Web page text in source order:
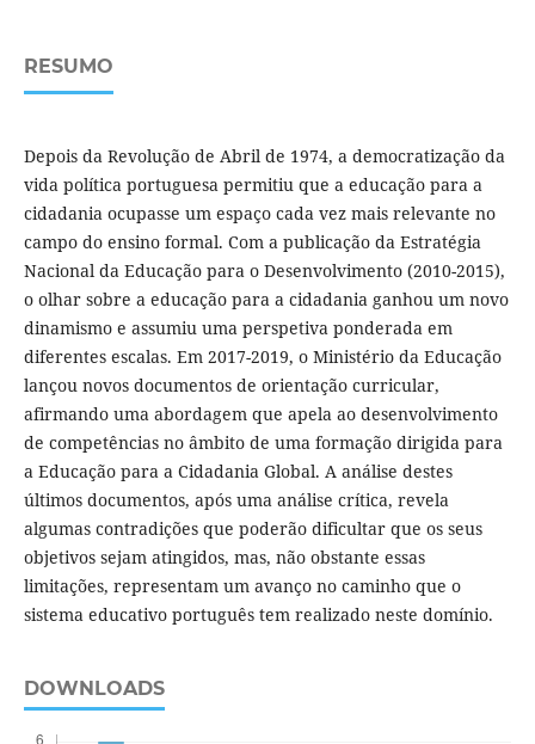
RESUMO
Depois da Revolução de Abril de 1974, a democratização da
vida política portuguesa permitiu que a educação para a
cidadania ocupasse um espaço cada vez mais relevante no
campo do ensino formal. Com a publicação da Estratégia
Nacional da Educação para o Desenvolvimento (2010-2015),
o olhar sobre a educação para a cidadania ganhou um novo
dinamismo e assumiu uma perspetiva ponderada em
diferentes escalas. Em 2017-2019, o Ministério da Educação
lançou novos documentos de orientação curricular,
afirmando uma abordagem que apela ao desenvolvimento
de competências no âmbito de uma formação dirigida para
a Educação para a Cidadania Global. A análise destes
últimos documentos, após uma análise crítica, revela
algumas contradições que poderão dificultar que os seus
objetivos sejam atingidos, mas, não obstante essas
limitações, representam um avanço no caminho que o
sistema educativo português tem realizado neste domínio.
DOWNLOADS